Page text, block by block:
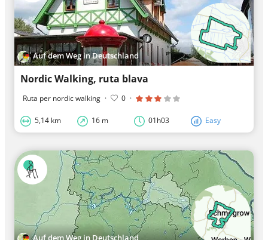
Auf dem Weg in Deutschland
Nordic Walking, ruta blava
Ruta per nordic walking · 0 ·
5,14 km 16 m 01h03 Easy
Auf dem Weg in Deutschland